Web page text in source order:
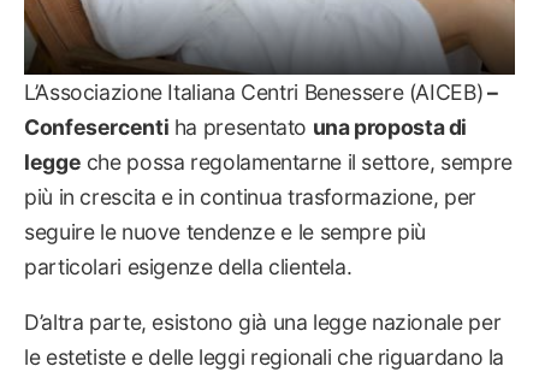
L’Associazione Italiana Centri Benessere (AICEB)–
Confesercenti ha presentato una proposta di
legge che possa regolamentarne il settore, sempre
più in crescita e in continua trasformazione, per
seguire le nuove tendenze e le sempre più
particolari esigenze della clientela.
D’altra parte, esistono già una legge nazionale per
le estetiste e delle leggi regionali che riguardano la